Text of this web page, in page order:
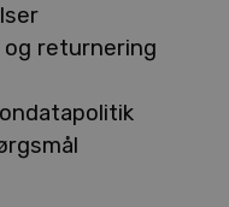
returnering